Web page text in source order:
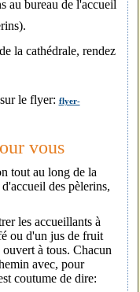
au bureau de l'accueil
la cathédrale, rendez
le flyer: flyer-
vous
tout au long de la
des pèlerins,
les accueillants à
ou d'un jus de fruit
à tous. Chacun
avec, pour
coutume de dire: